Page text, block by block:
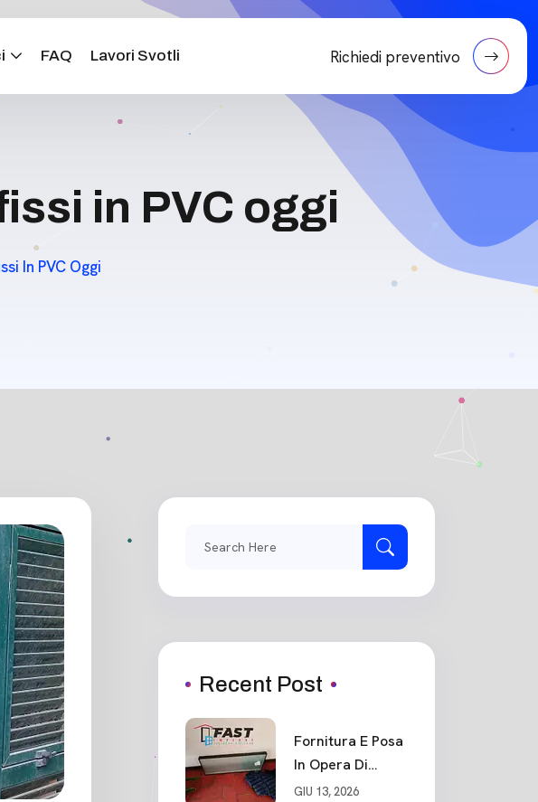
FAQ Lavori Svotli Richiedi preventivo
in PVC oggi
In PVC Oggi
Recent Post
Fornitura E Posa
In Opera Di
Portone Blindato
GIU 13, 2026